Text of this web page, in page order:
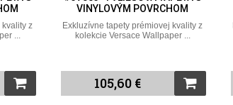
kvality z
...
VINYLOVÝM POVRCHOM
Exkluzívne tapety prémiovej kvality z
kolekcie Versace Wallpaper ...
105,60 €